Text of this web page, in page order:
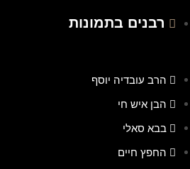
רבנים בתמונות
הרב עובדיה יוסף
הבן איש חי
בבא סאלי
החפץ חיים